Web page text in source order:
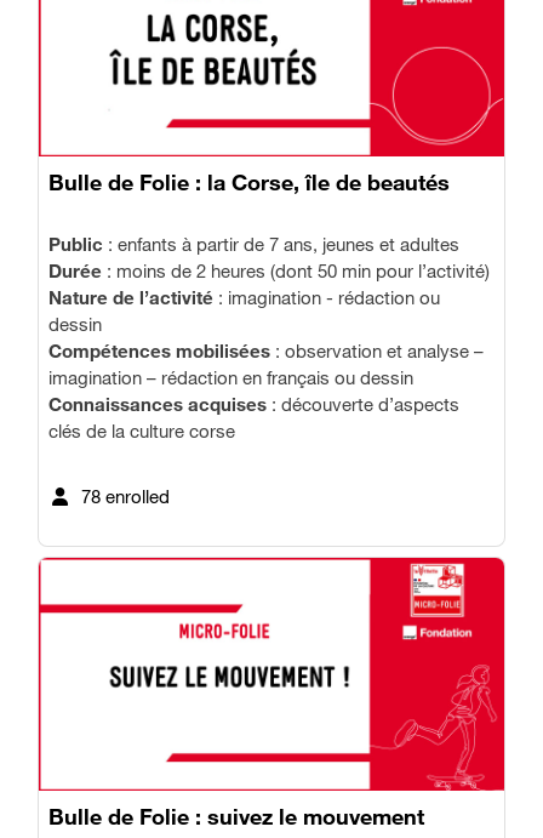
Bulle de Folie : la Corse, île de beautés
Public : enfants à partir de 7 ans, jeunes et adultes
Durée : moins de 2 heures (dont 50 min pour l’activité)
Nature de l’activité : imagination - rédaction ou
dessin
Compétences mobilisées : observation et analyse –
imagination – rédaction en français ou dessin
Connaissances acquises : découverte d’aspects
clés de la culture corse
78 enrolled
Bulle de Folie : suivez le mouvement